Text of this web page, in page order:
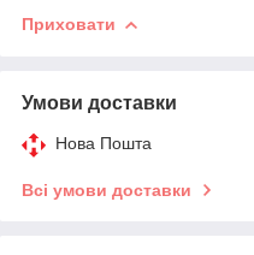
Приховати
Умови доставки
Нова Пошта
Всі умови доставки